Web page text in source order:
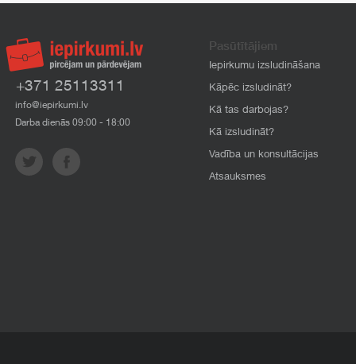
+371 25113311
info@iepirkumi.lv
Darba dienās 09:00 - 18:00
Pasūtītājiem
Iepirkumu izsludināšana
Kāpēc izsludināt?
Kā tas darbojas?
Kā izsludināt?
Vadība un konsultācijas
Atsauksmes